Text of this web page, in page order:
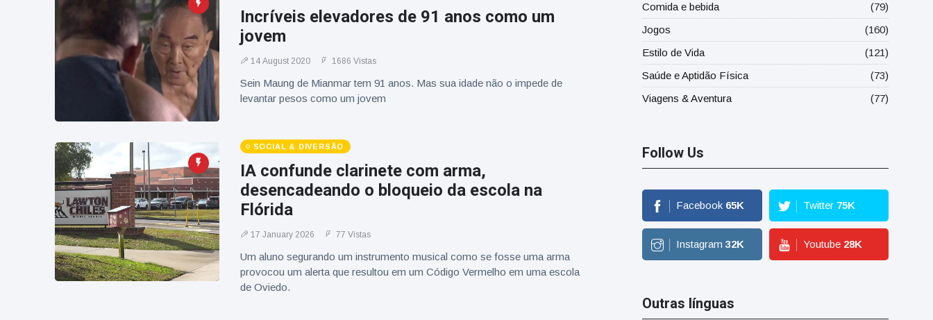
Incríveis elevadores de 91 anos como um
jovem
14 August 2020 1686 Vistas
Sein Maung de Mianmar tem 91 anos. Mas sua idade não o impede de
levantar pesos como um jovem
SOCIAL & DIVERSÃO
IA confunde clarinete com arma,
desencadeando o bloqueio da escola na
Flórida
17 January 2026 77 Vistas
Um aluno segurando um instrumento musical como se fosse uma arma
provocou um alerta que resultou em um Código Vermelho em uma escola
de Oviedo.
Comida e bebida
(79)
Jogos
(160)
Estilo de Vida
(121)
Saúde e Aptidão Física
(73)
Viagens & Aventura
(77)
Follow Us
Facebook 65K Twitter 75K
Instagram 32K Youtube 28K
Outras línguas